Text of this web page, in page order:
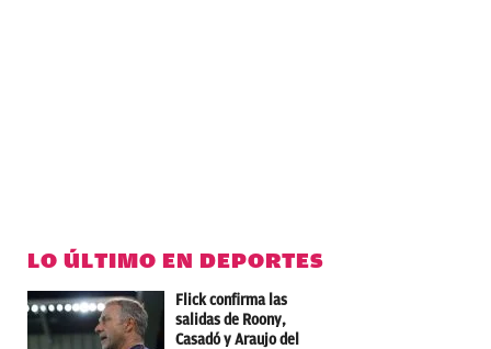
LO ÚLTIMO EN DEPORTES
Flick confirma las
salidas de Roony,
Casadó y Araujo del